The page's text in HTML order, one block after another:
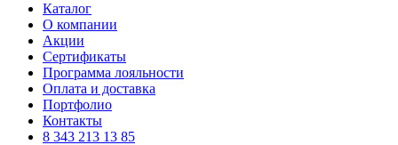
Каталог
О компании
Акции
Сертификаты
Программа лояльности
Оплата и доставка
Портфолио
Контакты
8 343 213 13 85